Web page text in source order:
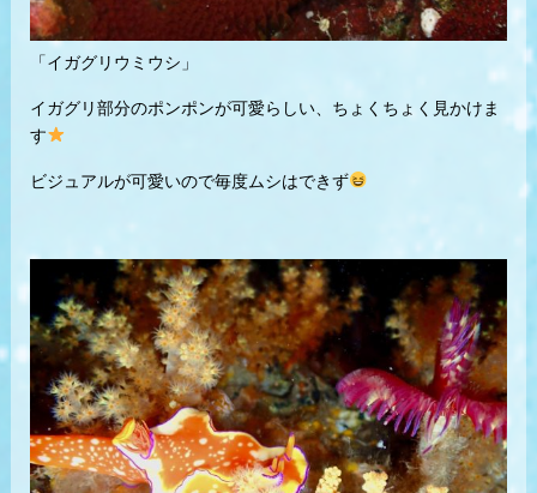
「イガグリウミウシ」
イガグリ部分のポンポンが可愛らしい、ちょくちょく見かけま
す
ビジュアルが可愛いので毎度ムシはできず